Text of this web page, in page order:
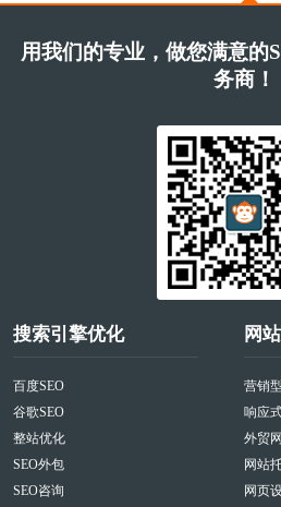
用我们的专业，做您满意的
务商！
搜索引擎优化
百度SEO
谷歌SEO
整站优化
SEO外包
SEO咨询
网
营销
响应
外贸
网站
网页